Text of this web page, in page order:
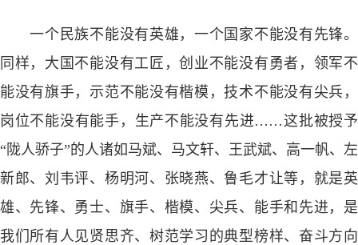
一个民族不能没有英雄，一个国家不能没有先锋。
同样，大国不能没有工匠，创业不能没有勇者，领军不
能没有旗手，示范不能没有楷模，技术不能没有尖兵，
岗位不能没有能手，生产不能没有先进……这批被授予
“陇人骄子”的人诸如马斌、马文轩、王武斌、高一帆、左
新郎、刘韦评、杨明河、张晓燕、鲁毛才让等，就是英
雄、先锋、勇士、旗手、楷模、尖兵、能手和先进，是
我们所有人见贤思齐、树范学习的典型榜样、奋斗方向